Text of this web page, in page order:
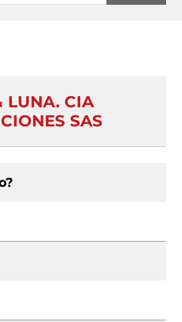
LUNA. CIA
SAS